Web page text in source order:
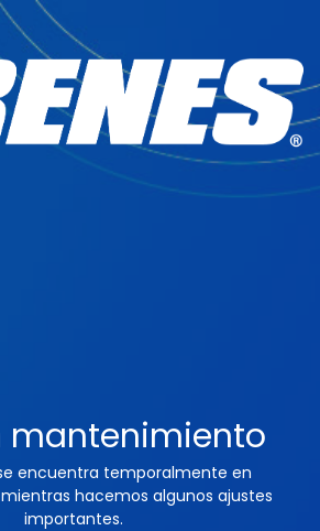
mantenimiento
encuentra temporalmente en
hacemos algunos ajustes
importantes.